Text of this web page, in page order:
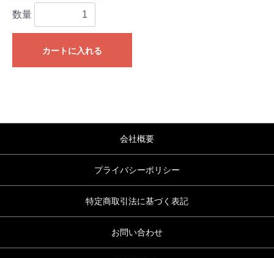
数量
カートに入れる
会社概要
プライバシーポリシー
特定商取引法に基づく表記
お問い合わせ